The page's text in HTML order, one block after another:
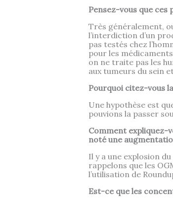
Pensez-vous que ces
Très généralement,
l’interdiction d’un
pas testés chez
pour les
on ne traite pas les
aux tumeurs du sein
Pourquoi citez-vous
Une hypothèse est
pouvions la passer
Comment expliquez-
noté une
Il y a une explosion
rappelons que les
l’utilisation de
Est-ce que les